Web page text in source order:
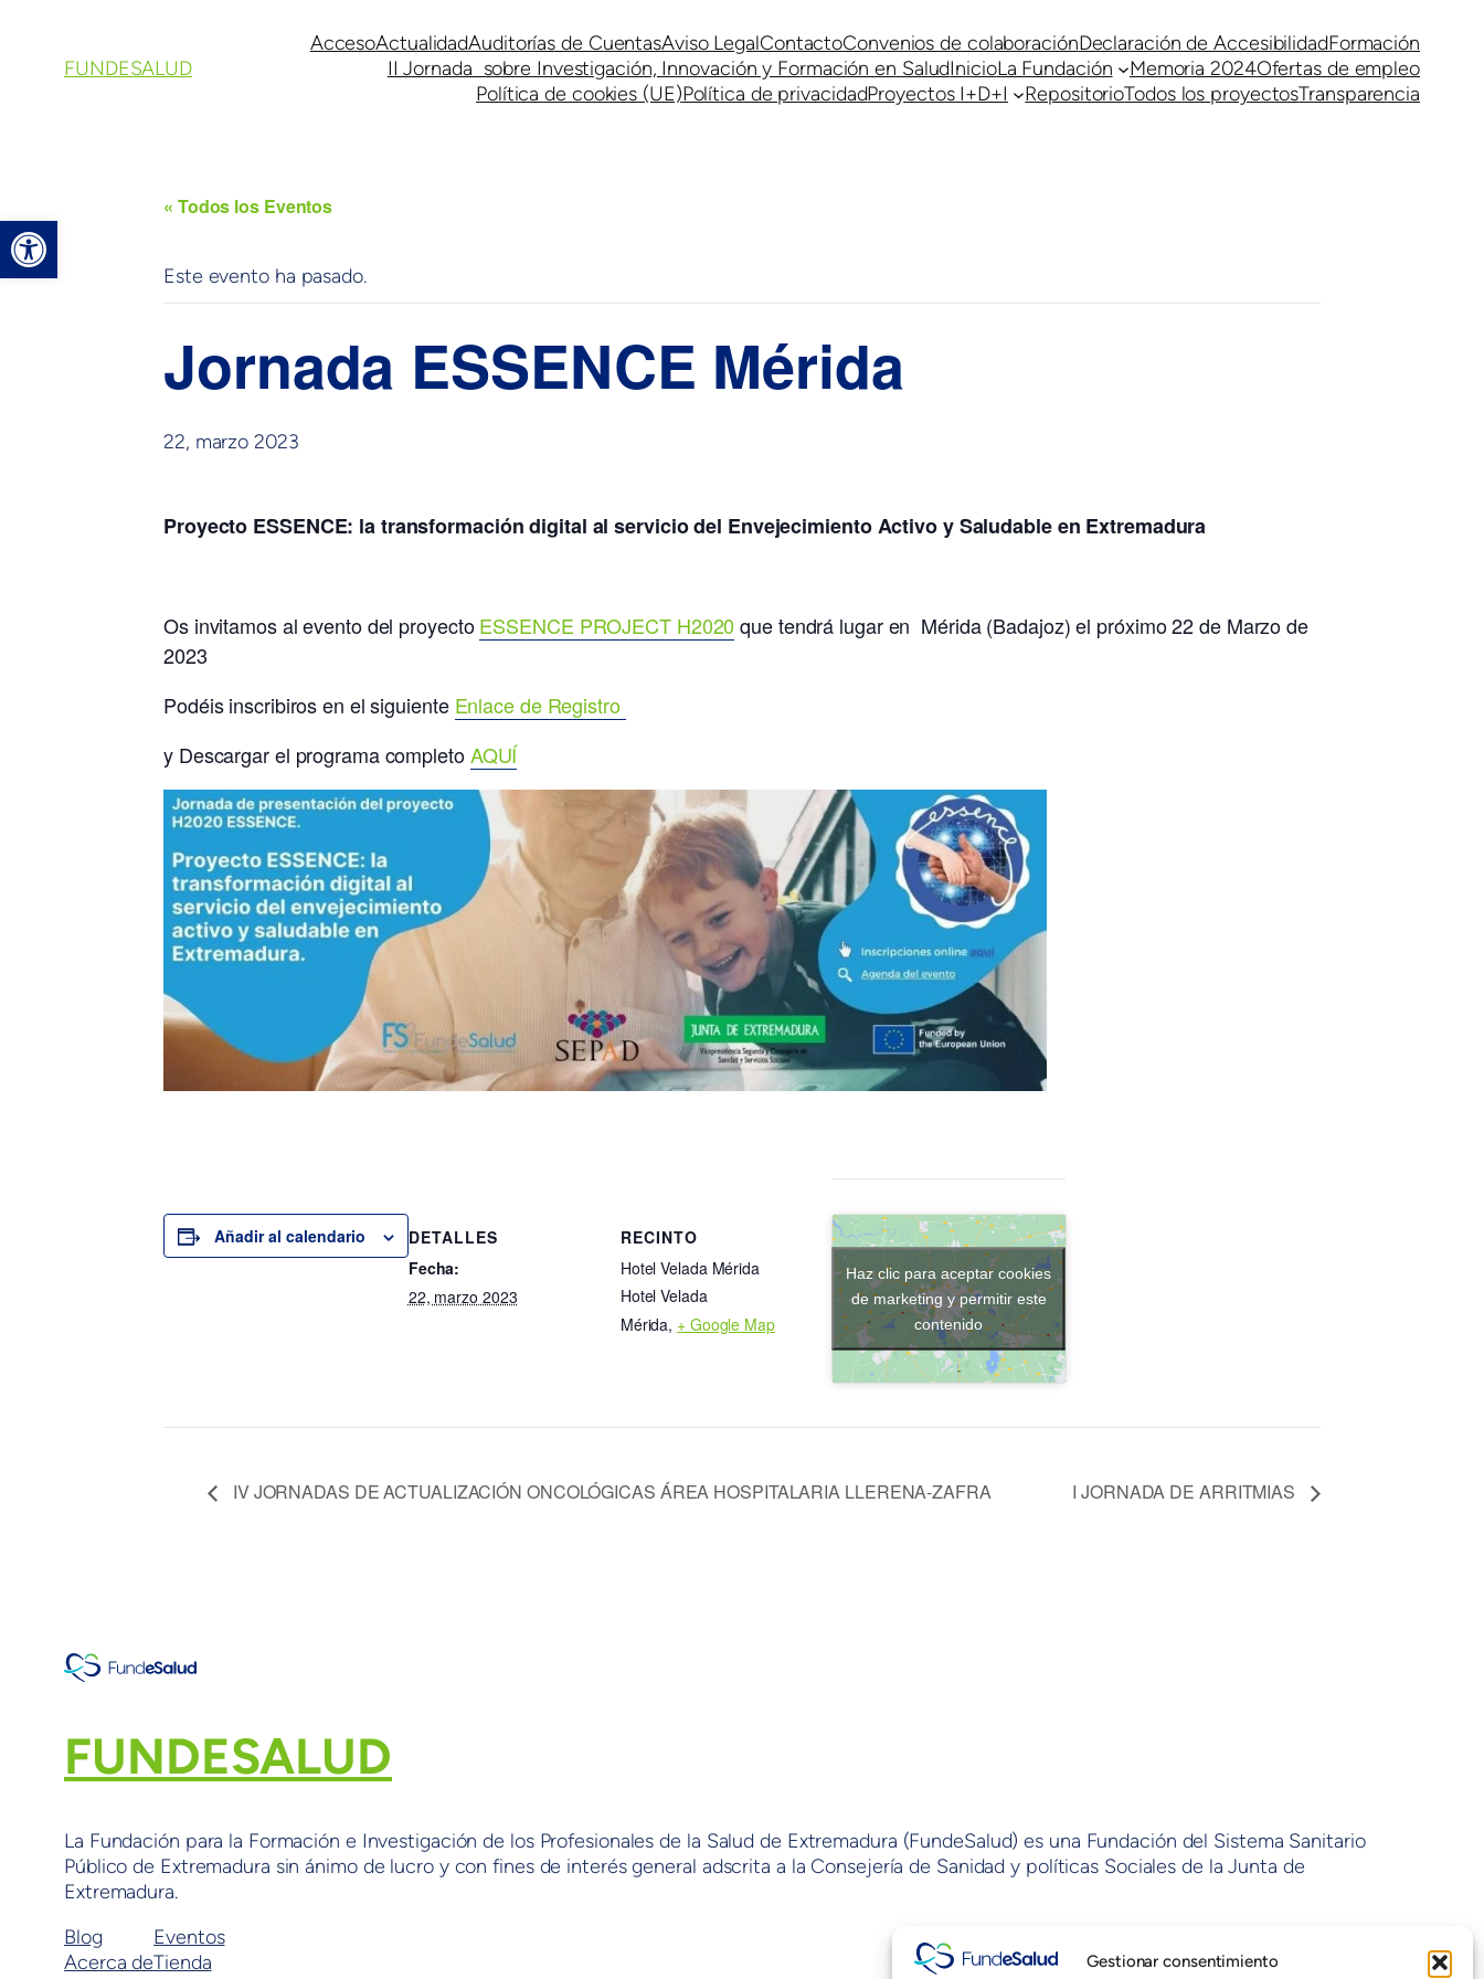
Abrir barra de herramientas
Gestionar consentimiento
FUNDESALUD
AccesoActualidadAuditorías de CuentasAviso LegalContactoConvenios de colaboraciónDeclaración de AccesibilidadFormación
II Jornada sobre Investigación, Innovación y Formación en SaludInicioLa Fundación Memoria 2024Ofertas de empleo
Política de cookies (UE)Política de privacidadProyectos I+D+I RepositorioTodos los proyectosTransparencia
« Todos los Eventos
Este evento ha pasado.
Jornada ESSENCE Mérida
22, marzo 2023
Proyecto ESSENCE: la transformación digital al servicio del Envejecimiento Activo y Saludable en Extremadura
Os invitamos al evento del proyectoESSENCE PROJECT H2020 que tendrá lugar en Mérida (Badajoz) el próximo 22 de Marzo de
2023
Podéis inscribiros en el siguiente Enlace de Registro
y Descargar el programa completoAQUÍ
Añadir al calendario
DETALLES
Fecha:
22, marzo 2023
RECINTO
Hotel Velada Mérida
Hotel Velada
Mérida, + Google Map
Haz clic para aceptar cookies
de marketing y permitir este
contenido
IV JORNADAS DE ACTUALIZACIÓN ONCOLÓGICAS ÁREA HOSPITALARIA LLERENA-ZAFRA I JORNADA DE ARRITMIAS
FUNDESALUD
La Fundación para la Formación e Investigación de los Profesionales de la Salud de Extremadura (FundeSalud) es una Fundación del Sistema Sanitario
Público de Extremadura sin ánimo de lucro y con fines de interés general adscrita a la Consejería de Sanidad y políticas Sociales de la Junta de
Extremadura.
Blog
Acerca de
Eventos
Tienda